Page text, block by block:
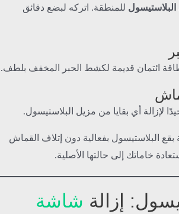
للمنطقة. اتركه لبضع دقائق
ائتمان قديمة لكشط الحبر المخفف بلطف.
لإزالة أي بقايا من مزيل البلاستيسول.
بقع البلاستيسول بفعالية دون إتلاف القماش
خاماتك إلى حالتها الأصلية.
شاشة